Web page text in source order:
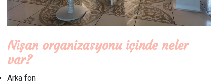
Nişan organizasyonu içinde neler
var?
Arka fon